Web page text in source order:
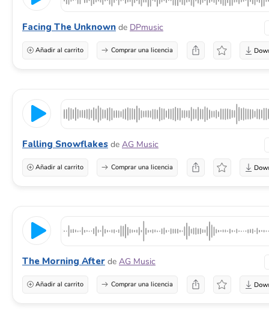
Facing The Unknown de DPmusic
Añadir al carrito Comprar una licencia
Falling Snowflakes de AG Music
Añadir al carrito Comprar una licencia
The Morning After de AG Music
Añadir al carrito Comprar una licencia